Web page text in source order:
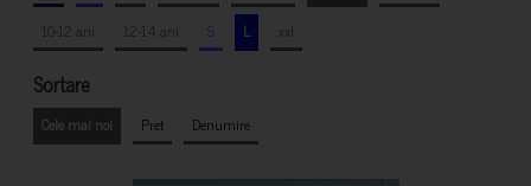
10-12 ani
12-14 ani S L xxl
Sortare
Cele mai noi Pret Denumire